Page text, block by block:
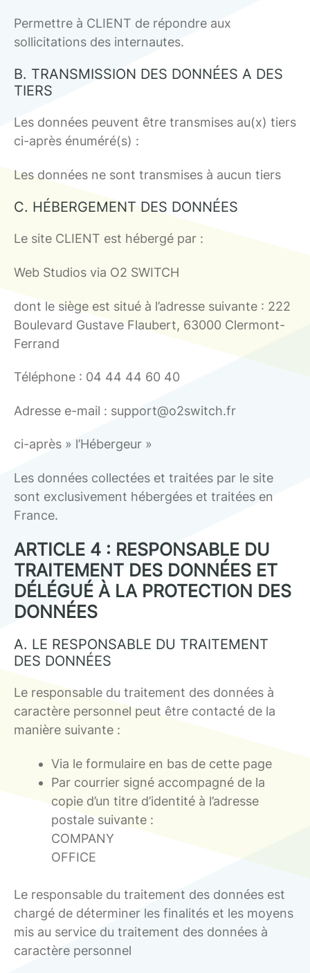
Permettre à CLIENT de répondre aux
sollicitations des internautes.
B. TRANSMISSION DES DONNÉES A DES
TIERS
Les données peuvent être transmises au(x) tiers
ci-après énuméré(s) :
Les données ne sont transmises à aucun tiers
C. HÉBERGEMENT DES DONNÉES
Le site CLIENT est hébergé par :
Web Studios via O2 SWITCH
dont le siège est situé à l’adresse suivante : 222
Boulevard Gustave Flaubert, 63000 Clermont-
Ferrand
Téléphone : 04 44 44 60 40
Adresse e-mail : support@o2switch.fr
ci-après » l’Hébergeur »
Les données collectées et traitées par le site
sont exclusivement hébergées et traitées en
France.
ARTICLE 4 : RESPONSABLE DU
TRAITEMENT DES DONNÉES ET
DÉLÉGUÉ À LA PROTECTION DES
DONNÉES
A. LE RESPONSABLE DU TRAITEMENT
DES DONNÉES
Le responsable du traitement des données à
caractère personnel peut être contacté de la
manière suivante :
Via le formulaire en bas de cette page
Par courrier signé accompagné de la
copie d’un titre d’identité à l’adresse
postale suivante :
COMPANY
OFFICE
Le responsable du traitement des données est
chargé de déterminer les finalités et les moyens
mis au service du traitement des données à
caractère personnel